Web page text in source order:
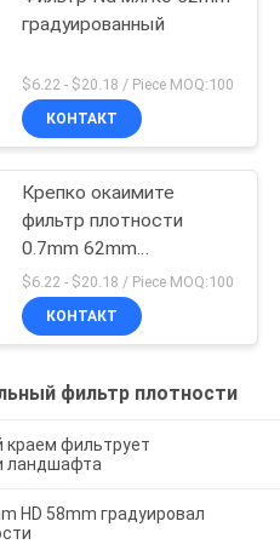
градуированный
$6.22 - $20.18 / Piece MOQ:100
КОНТАКТ
Крепко окаимите
фильтр плотности
0.7mm 62mm
градуированный
нейтральный
$6.22 - $20.18 / Piece MOQ:100
КОНТАКТ
фильтр плотности
краем фильтрует
ландшафта
HD 58mm градуировал